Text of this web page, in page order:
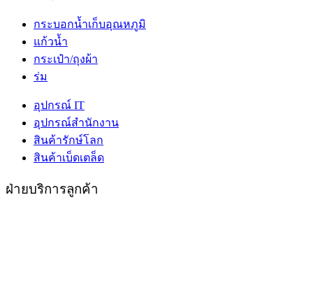
กระบอกน้ำเก็บอุณหภูมิ
แก้วน้ำ
กระเป๋า/ถุงผ้า
ร่ม
อุปกรณ์ IT
อุปกรณ์สำนักงาน
สินค้ารักษ์โลก
สินค้าเบ็ดเตล็ด
ฝ่ายบริการลูกค้า